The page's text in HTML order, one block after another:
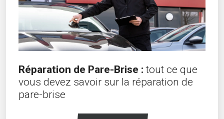
Réparation de Pare-Brise : tout ce que
vous devez savoir sur la réparation de
pare-brise